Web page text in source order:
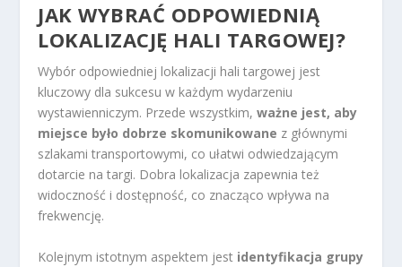
JAK WYBRAĆ ODPOWIEDNIĄ
LOKALIZACJĘ HALI TARGOWEJ?
Wybór odpowiedniej lokalizacji hali targowej jest
kluczowy dla sukcesu w każdym wydarzeniu
wystawienniczym. Przede wszystkim,ważne jest, aby
miejsce było dobrze skomunikowane z głównymi
szlakami transportowymi, co ułatwi odwiedzającym
dotarcie na targi. Dobra lokalizacja zapewnia też
widoczność i dostępność, co znacząco wpływa na
frekwencję.
Kolejnym istotnym aspektem jest identyfikacja grupy